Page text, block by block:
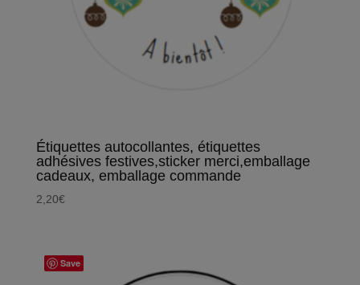
Étiquettes autocollantes, étiquettes
adhésives festives,sticker merci,emballage
cadeaux, emballage commande
2,20€
Save